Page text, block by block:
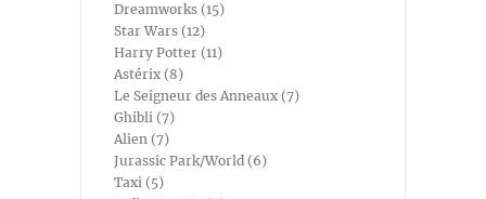
Dreamworks (15)
Star Wars (12)
Harry Potter (11)
Astérix (8)
Le Seigneur des Anneaux (7)
Ghibli (7)
Alien (7)
Jurassic Park/World (6)
Taxi (5)